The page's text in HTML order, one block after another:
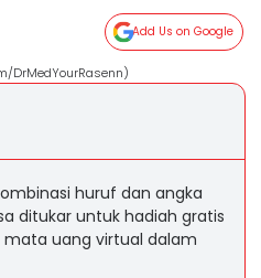
Add Us on Google
DrMedYourRasenn)
huruf dan angka
ditukar untuk hadiah gratis
uang virtual dalam